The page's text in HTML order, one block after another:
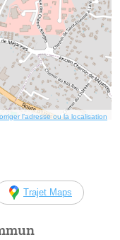
l’adresse ou la localisation
Trajet Maps